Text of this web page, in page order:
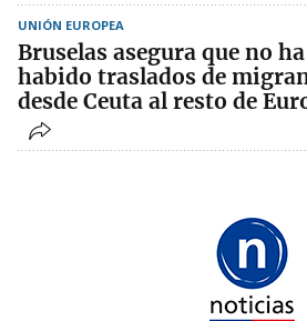
UNIÓN EUROPEA
Bruselas asegura que no ha
habido traslados de
desde Ceuta al resto de